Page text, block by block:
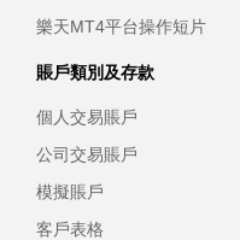
樂天MT4平台操作短片
賬戶類別及存款
個人交易賬戶
公司交易賬戶
模擬賬戶
客戶表格